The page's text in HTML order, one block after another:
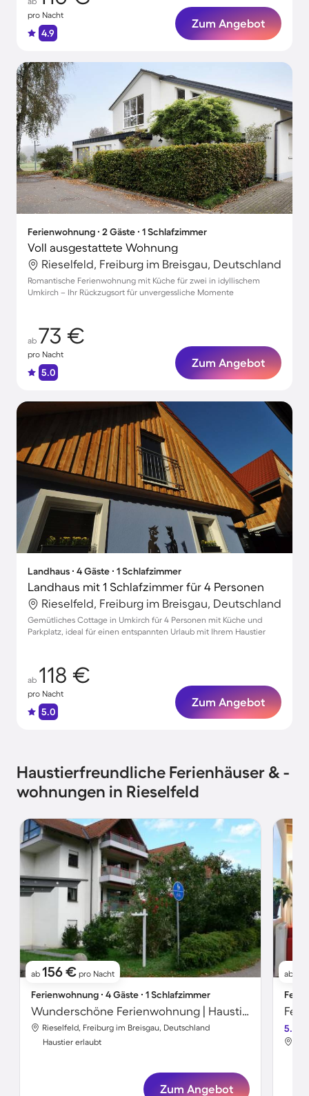
pro Nacht
4.9
Zum Angebot
Ferienwohnung ∙ 2 Gäste ∙ 1 Schlafzimmer
Voll ausgestattete Wohnung
Rieselfeld, Freiburg im Breisgau, Deutschland
Romantische Ferienwohnung mit Küche für zwei in idyllischem
Umkirch – Ihr Rückzugsort für unvergessliche Momente
ab 73 €
pro Nacht
5.0
Zum Angebot
Landhaus ∙ 4 Gäste ∙ 1 Schlafzimmer
Landhaus mit 1 Schlafzimmer für 4 Personen
Rieselfeld, Freiburg im Breisgau, Deutschland
Gemütliches Cottage in Umkirch für 4 Personen mit Küche und
Parkplatz, ideal für einen entspannten Urlaub mit Ihrem Haustier
ab 118 €
pro Nacht
5.0
Zum Angebot
Haustierfreundliche Ferienhäuser & -
wohnungen in Rieselfeld
ab 156 € pro Nacht
Ferienwohnung ∙ 4 Gäste ∙ 1 Schlafzimmer
Wunderschöne Ferienwohnung | Haustiere erlaubt
Rieselfeld, Freiburg im Breisgau, Deutschland
Haustier erlaubt
Zum Angebot
ab
5.0